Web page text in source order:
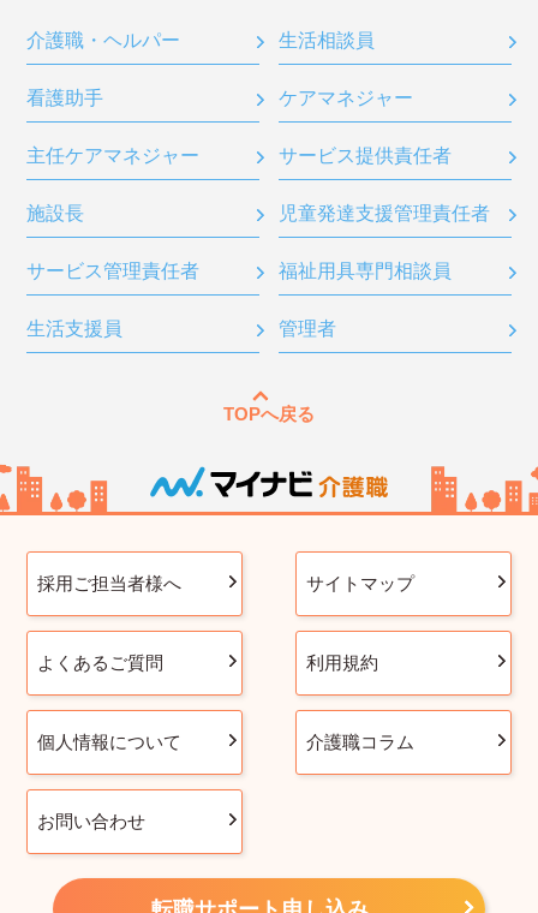
介護職・ヘルパー 生活相談員
看護助手 ケアマネジャー
主任ケアマネジャー サービス提供責任者
施設長 児童発達支援管理責任者
サービス管理責任者 福祉用具専門相談員
生活支援員 管理者
TOPへ戻る
採用ご担当者様へ サイトマップ
よくあるご質問 利用規約
個人情報について 介護職コラム
お問い合わせ